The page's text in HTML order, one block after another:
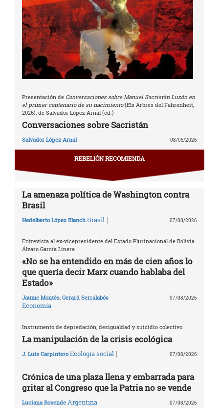
Presentación de Conversaciones sobre Manuel Sacristán Luzón en
el primer centenario de su nacimiento(Els Arbres del Fahrenheit,
2026), de Salvador López Arnal (ed.)
Conversaciones sobre Sacristán
Salvador López Arnal 08/05/2026
REBELIÓN RECOMIENDA
La amenaza política de Washington contra
Brasil
Hedelberto López Blanch Brasil | 07/08/2026
Entrevista al ex-vicepresidente del Estado Plurinacional de Bolivia
Álvaro García Linera
«No se ha entendido en más de cien años lo
que quería decir Marx cuando hablaba del
Estado»
Jaume Montés, Gerard Serralabós
Economía |
07/08/2026
Instrumento de depredación, desigualdad y suicidio colectivo
La manipulación de la crisis ecológica
J. Luis Carpintero Ecología social | 07/08/2026
Crónica de una plaza llena y embarrada para
gritar al Congreso que la Patria no se vende
Luciana Rosende Argentina | 07/08/2026